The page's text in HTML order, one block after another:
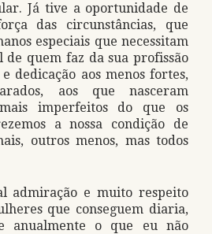
Já tive a oportunidade de
das circunstâncias, que
especiais que necessitam
de quem faz da sua profissão
dedicação aos menos fortes,
aos que nasceram
mais imperfeitos do que os
a nossa condição de
outros menos, mas todos
admiração e muito respeito
que conseguem diaria,
anualmente o que eu não